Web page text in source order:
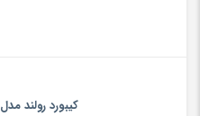
کیبورد رولند مدل BK-5 OR